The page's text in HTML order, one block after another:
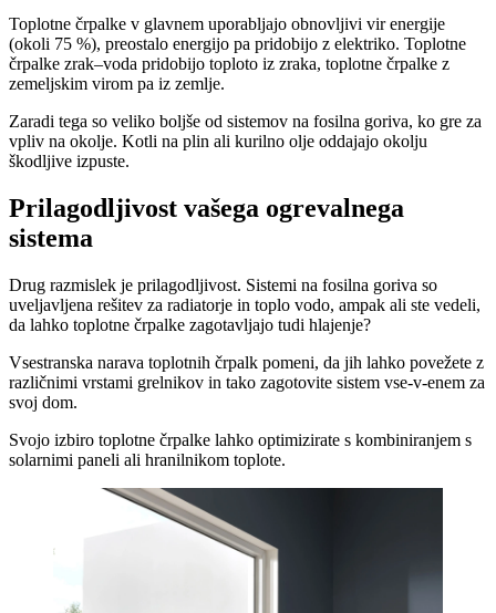
Toplotne črpalke v glavnem uporabljajo obnovljivi vir energije
(okoli 75 %), preostalo energijo pa pridobijo z elektriko. Toplotne
črpalke zrak–voda pridobijo toploto iz zraka, toplotne črpalke z
zemeljskim virom pa iz zemlje.
Zaradi tega so veliko boljše od sistemov na fosilna goriva, ko gre za
vpliv na okolje. Kotli na plin ali kurilno olje oddajajo okolju
škodljive izpuste.
Prilagodljivost vašega ogrevalnega
sistema
Drug razmislek je prilagodljivost. Sistemi na fosilna goriva so
uveljavljena rešitev za radiatorje in toplo vodo, ampak ali ste vedeli,
da lahko toplotne črpalke zagotavljajo tudi hlajenje?
Vsestranska narava toplotnih črpalk pomeni, da jih lahko povežete z
različnimi vrstami grelnikov in tako zagotovite sistem vse-v-enem za
svoj dom.
Svojo izbiro toplotne črpalke lahko optimizirate s kombiniranjem s
solarnimi paneli ali hranilnikom toplote.